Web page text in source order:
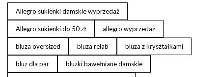
Allegro sukienki damskie wyprzedaż
Allegro sukienki do 50 zł allegro wyprzedaż
bluza oversized bluza relab bluza z kryształkami
bluz dla par bluzki bawełniane damskie